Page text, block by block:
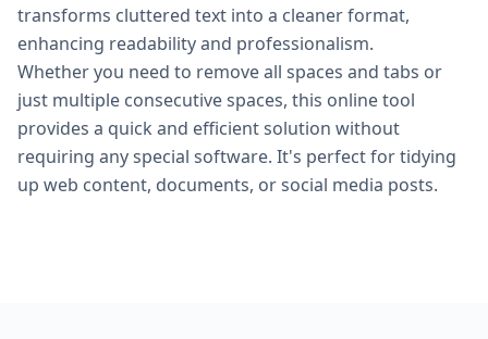
transforms cluttered text into a cleaner format,
enhancing readability and professionalism.
Whether you need to remove all spaces and tabs or
just multiple consecutive spaces, this online tool
provides a quick and efficient solution without
requiring any special software. It's perfect for tidying
up web content, documents, or social media posts.